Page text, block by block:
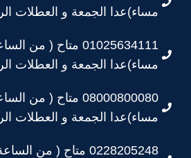
مساء)عدا الجمعة و العطلات
مساء)عدا الجمعة و العطلات
مساء)عدا الجمعة و العطلات